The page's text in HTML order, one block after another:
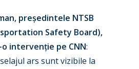
președintele NTSB
Safety Board),
intervenție pe CNN:
ars sunt vizibile la